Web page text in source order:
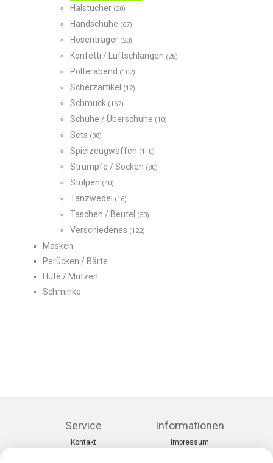
Halstücher (20)
Handschuhe (67)
Hosenträger (20)
Konfetti / Luftschlangen (28)
Polterabend (102)
Scherzartikel (12)
Schmuck (162)
Schuhe / Überschuhe (10)
Sets (38)
Spielzeugwaffen (110)
Strümpfe / Socken (80)
Stulpen (40)
Tanzwedel (16)
Taschen / Beutel (50)
Verschiedenes (122)
Masken
Perücken / Bärte
Hüte / Mützen
Schminke
Service
Kontakt
Informationen
Impressum